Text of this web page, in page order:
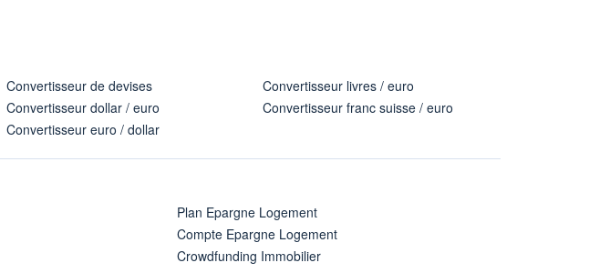
Convertisseur de devises
Convertisseur dollar / euro
Convertisseur euro / dollar
Convertisseur livres / euro
Convertisseur franc suisse / euro
Plan Epargne Logement
Compte Epargne Logement
Crowdfunding Immobilier